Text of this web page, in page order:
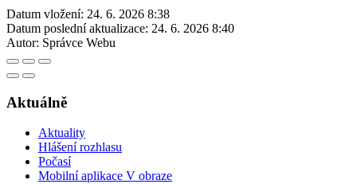
Datum vložení: 24. 6. 2026 8:38
Datum poslední aktualizace: 24. 6. 2026 8:40
Autor: Správce Webu
Aktuálně
Aktuality
Hlášení rozhlasu
Počasí
Mobilní aplikace V obraze